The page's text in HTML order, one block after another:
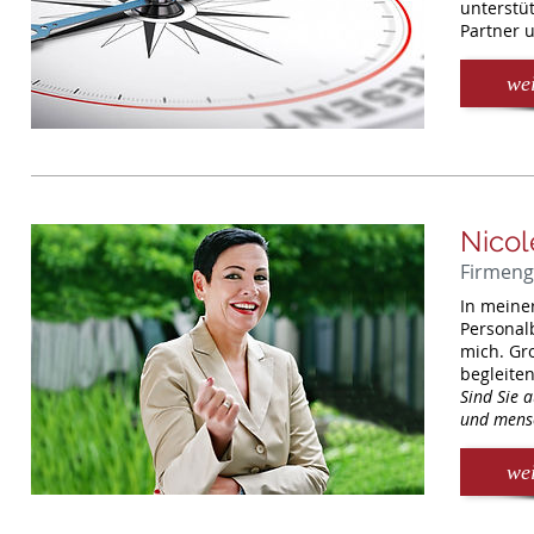
Partner
In
mich.
Sind Sie
und